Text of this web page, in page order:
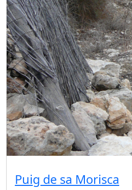
Puig de sa Morisca